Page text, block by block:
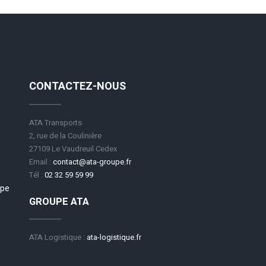
CONTACTEZ-NOUS
ATA Transports
2, rue de la Coulinière
27109 Le Vaudreuil Cedex
Email : contact@ata-groupe.fr
Tél : 02 32 59 59 99
GROUPE ATA
ATA Logistique : ata-logistique.fr